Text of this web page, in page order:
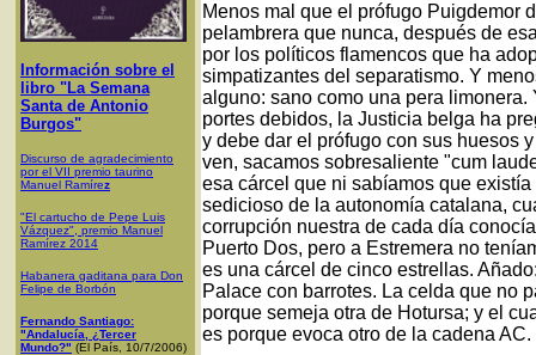
Información sobre el
libro "La Semana
Santa de Antonio
Burgos"
Discurso de agradecimiento
por el VII premio taurino
Manuel Ramírez
"El cartucho de Pepe Luis
Vázquez", premio Manuel
Ramírez 2014
Habanera gaditana para Don
Felipe de Borbón
Fernando Santiago:
"Andalucía, ¿Tercer
Mundo?" (El País, 10/7/2006)
Menos mal que el prófugo Puigdemor
pelambrera que nunca, después de
por los políticos flamencos que ha
simpatizantes del separatismo. Y
alguno: sano como una pera
portes debidos, la Justicia belga ha
y debe dar el prófugo con sus huesos
ven, sacamos sobresaliente "cum
esa cárcel que ni sabíamos que
sedicioso de la autonomía catalana,
corrupción nuestra de cada día
Puerto Dos, pero a Estremera no
es una cárcel de cinco estrellas.
Palace con barrotes. La celda que no
porque semeja otra de Hotursa; y el
es porque evoca otro de la cadena AC.